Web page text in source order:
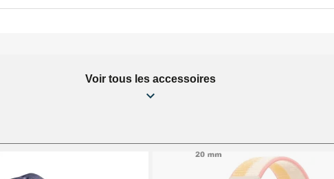
Voir tous les accessoires